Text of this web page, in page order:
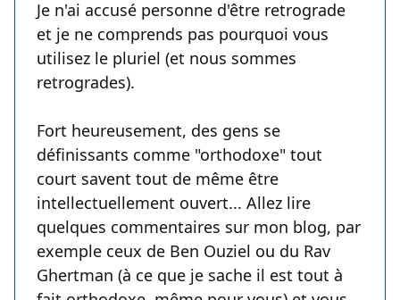
Je n'ai accusé personne d'être retrograde
et je ne comprends pas pourquoi vous
utilisez le pluriel (et nous sommes
retrogrades).
Fort heureusement, des gens se
définissants comme "orthodoxe" tout
court savent tout de même être
intellectuellement ouvert... Allez lire
quelques commentaires sur mon blog, par
exemple ceux de Ben Ouziel ou du Rav
Ghertman (à ce que je sache il est tout à